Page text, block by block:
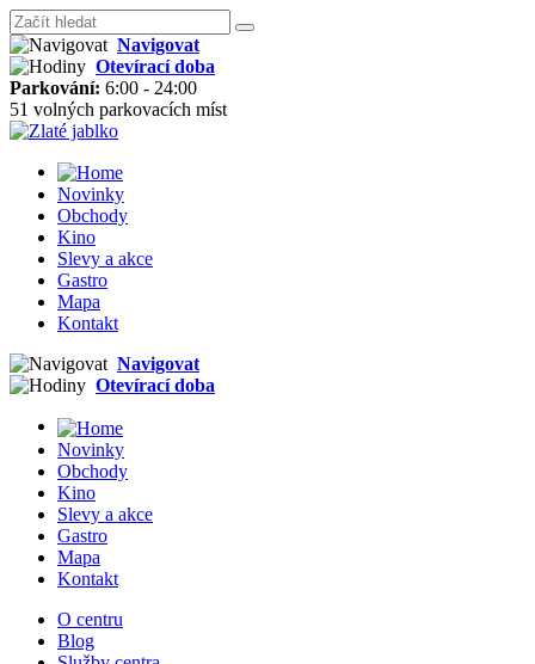
Navigovat
Otevírací doba
Parkování: 6:00 - 24:00
51 volných parkovacích míst
Novinky
Obchody
Kino
Slevy a akce
Gastro
Mapa
Kontakt
Navigovat
Otevírací doba
Novinky
Obchody
Kino
Slevy a akce
Gastro
Mapa
Kontakt
O centru
Blog